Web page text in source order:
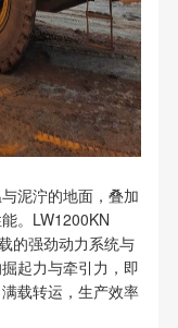
泥泞的地面，叠加
。LW1200KN
的强劲动力系统与
起力与牵引力，即
载转运，生产效率